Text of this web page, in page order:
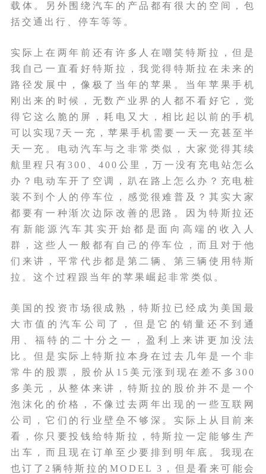
载体。另外围绕汽车的产品都有很大的空间，包
括交通出行、停车等等。
实际上在两年前还有许多人在嘲笑特斯拉，但是
我自己一直看好特斯拉，我觉得特斯拉在未来的
路径发展中，像极了当年的苹果。当年苹果手机
刚出来的时候，无数产业界的人都不看好它，觉
得它这么脆的屏，耗电又大，相比起以前的手机
可以实现7天一充，苹果手机需要一天一充甚至半
天一充。电动汽车与之非常类似，大家觉得其续
航里程只有300、400公里，万一没有充电站怎么
办？电动车开了空调，趴在路上怎么办？充电桩
装不到个人的停车位，感觉很难普及？其实大家
都要有一种渐次边际改善的思路。因为特斯拉还
有新能源汽车其实开始都是面向高端的收入人
群，这些人一般都有自己的停车位，而且对于他
们来讲，平常代步都是第二辆、第三辆使用特斯
拉。这个过程跟当年的苹果崛起非常类似。
美国的投资市场很成熟，特斯拉已经成为美国最
大市值的汽车公司了，但是它的销量还不到通
用、福特的二十分之一，盈利上来讲更加没法
比。但是实际上特斯拉本身在过去几年是一个非
常牛的股票，股价从15美元涨到现在差不多300
多美元，从整体来讲，特斯拉的股价并不是一个
泡沫化的价格，不像过去两年出现的一些互联网
公司，它们的行业壁垒不够深。实际上从目前来
看，你只要投钱给特斯拉，特斯拉一定能够生产
出车，而且现在订单至少要排到明年底。我现在
也订了2辆特斯拉的MODEL 3，但是看来可能会